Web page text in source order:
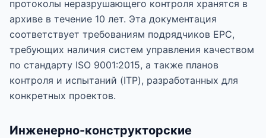
протоколы неразрушающего контроля хранятся в
архиве в течение 10 лет. Эта документация
соответствует требованиям подрядчиков EPC,
требующих наличия систем управления качеством
по стандарту ISO 9001:2015, а также планов
контроля и испытаний (ITP), разработанных для
конкретных проектов.
Инженерно-конструкторские